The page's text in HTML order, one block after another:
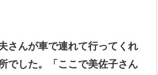
さんが車で連れて行ってくれ
でした。「ここで美佐子さん